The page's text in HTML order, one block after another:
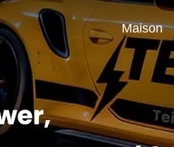
Maison